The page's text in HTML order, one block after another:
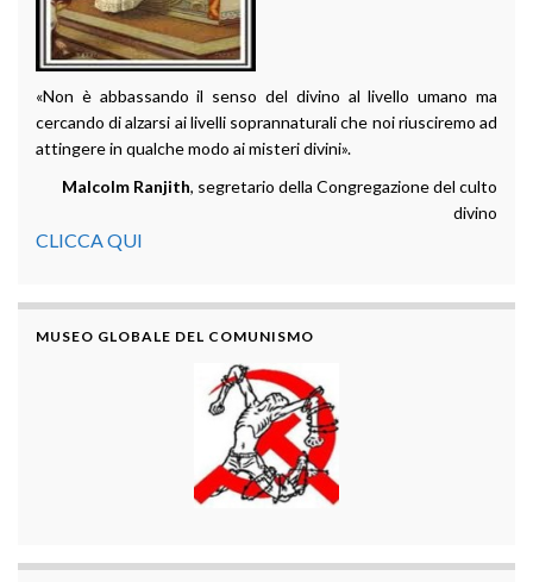
«Non è abbassando il senso del divino al livello umano ma
cercando di alzarsi ai livelli soprannaturali che noi riusciremo ad
attingere in qualche modo ai misteri divini».
Malcolm Ranjith, segretario della Congregazione del culto
divino
CLICCA QUI
MUSEO GLOBALE DEL COMUNISMO